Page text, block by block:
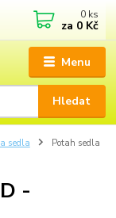
Menu
Hledat
0 ks
za 0 Kč
sedla
Potah sedla
-